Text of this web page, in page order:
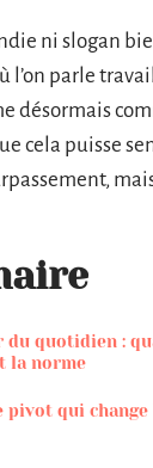
ni slogan
l’on parle
désormais
cela puisse
du quotidien :
la norme
pivot qui change